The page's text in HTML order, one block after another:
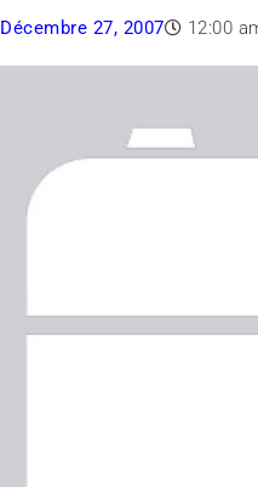
Décembre 27, 2007 12:00